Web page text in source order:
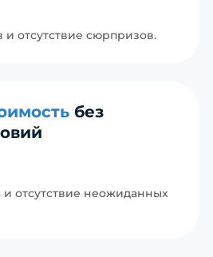
отсутствие сюрпризов.
без
отсутствие неожиданных